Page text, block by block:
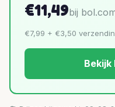
€11,49bij
€7,99 + €3,50
Bekijk